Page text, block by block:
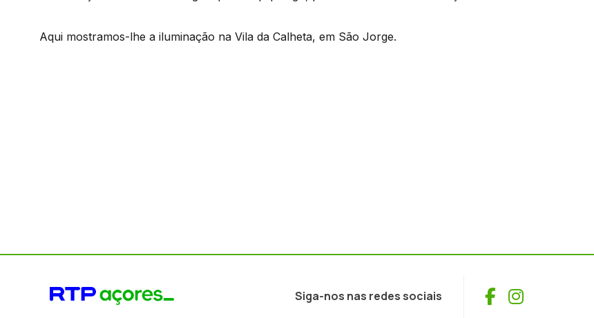
Aqui mostramos-lhe a iluminação na Vila da Calheta, em São Jorge.
Siga-nos nas redes sociais Facebook
Instagram